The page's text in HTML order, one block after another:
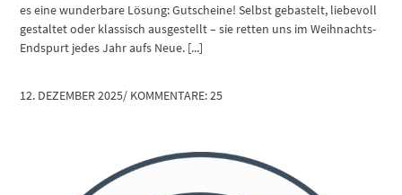
es eine wunderbare Lösung: Gutscheine! Selbst gebastelt, liebevoll
gestaltet oder klassisch ausgestellt – sie retten uns im Weihnachts-
Endspurt jedes Jahr aufs Neue. [...]
12. DEZEMBER 2025/ KOMMENTARE: 25